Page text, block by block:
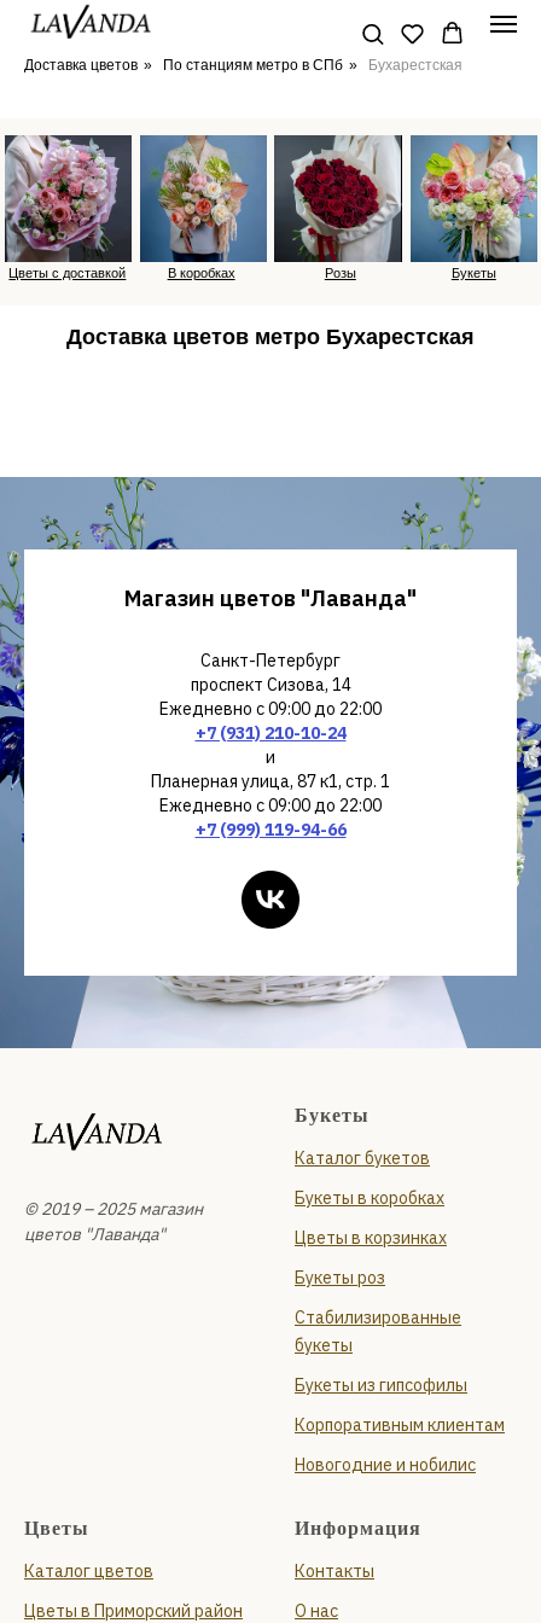
Доставка цветов » По станциям метро в СПб » Бухарестская
В коробках
В коробках Букеты
Розы
Цветы с доставкой
Доставка цветов метро Бухарестская
Магазин цветов "Лаванда"
Санкт-Петербург
проспект Сизова, 14
Ежедневно с 09:00 до 22:00
+7 (931) 210-10-24
и
Планерная улица, 87 к1, стр. 1
Ежедневно с 09:00 до 22:00
+7 (999) 119-94-66
© 2019 – 2025 магазин
цветов "Лаванда"
Букеты
Каталог букетов
Букеты в коробках
Цветы в корзинках
Букеты роз
Стабилизированные
букеты
Букеты из гипсофилы
Корпоративным клиентам
Новогодние и нобилис
Цветы
Каталог цветов
Цветы в Приморский район
Информация
Контакты
О нас